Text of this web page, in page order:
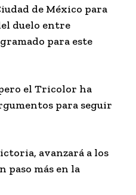
de México para
duelo entre
para este
el Tricolor ha
para seguir
avanzará a los
paso más en la